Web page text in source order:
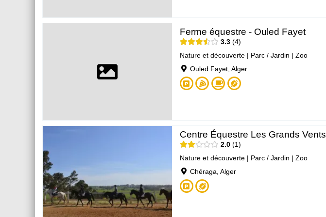
Ferme équestre - Ouled Fayet
3.3 4
Nature et découverte| Parc / Jardin | Zoo
Ouled Fayet, Alger
Centre Équestre Les Grands Vents
2.0 1
Nature et découverte| Parc / Jardin | Zoo
Chéraga, Alger